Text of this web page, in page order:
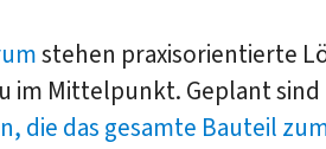
stehen praxisorientierte
Mittelpunkt. Geplant sind
die das gesamte Bauteil